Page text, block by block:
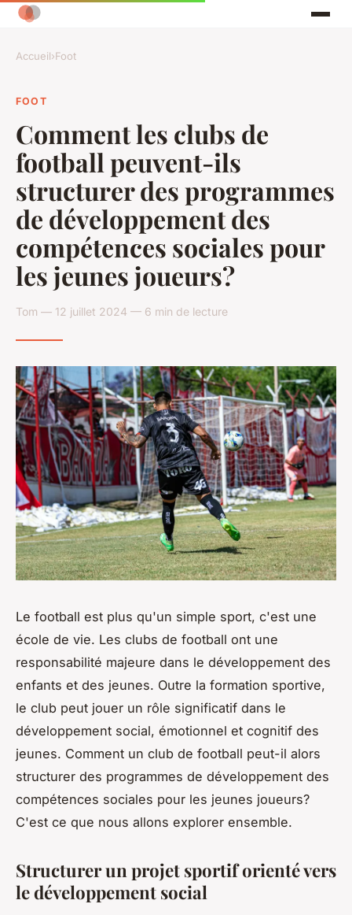
Accueil›Foot
FOOT
Comment les clubs de
football peuvent-ils
structurer des programmes
de développement des
compétences sociales pour
les jeunes joueurs?
Tom — 12 juillet 2024 — 6 min de lecture
Le football est plus qu'un simple sport, c'est une
école de vie. Les clubs de football ont une
responsabilité majeure dans le développement des
enfants et des jeunes. Outre la formation sportive,
le club peut jouer un rôle significatif dans le
développement social, émotionnel et cognitif des
jeunes. Comment un club de football peut-il alors
structurer des programmes de développement des
compétences sociales pour les jeunes joueurs?
C'est ce que nous allons explorer ensemble.
Structurer un projet sportif orienté vers
le développement social